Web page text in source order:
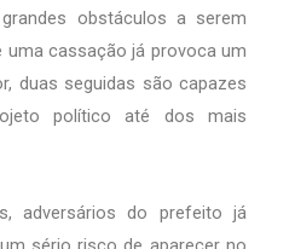
obstáculos a serem
uma cassação já provoca um
duas seguidas são capazes
político até dos mais
adversários do prefeito já